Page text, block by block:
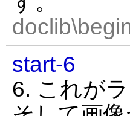
start-6
6. これが